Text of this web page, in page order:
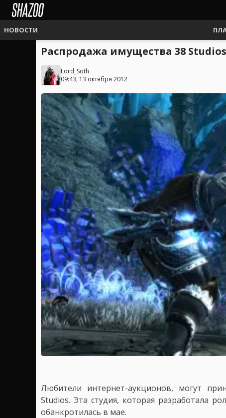
НОВОСТИ
Распродажа имущества 38 Studios
Lord_Soth
09:43, 13 октября 2012
Любители интернет-аукционов, могут
Studios. Эта студия, которая разработала
обанкротилась в мае.